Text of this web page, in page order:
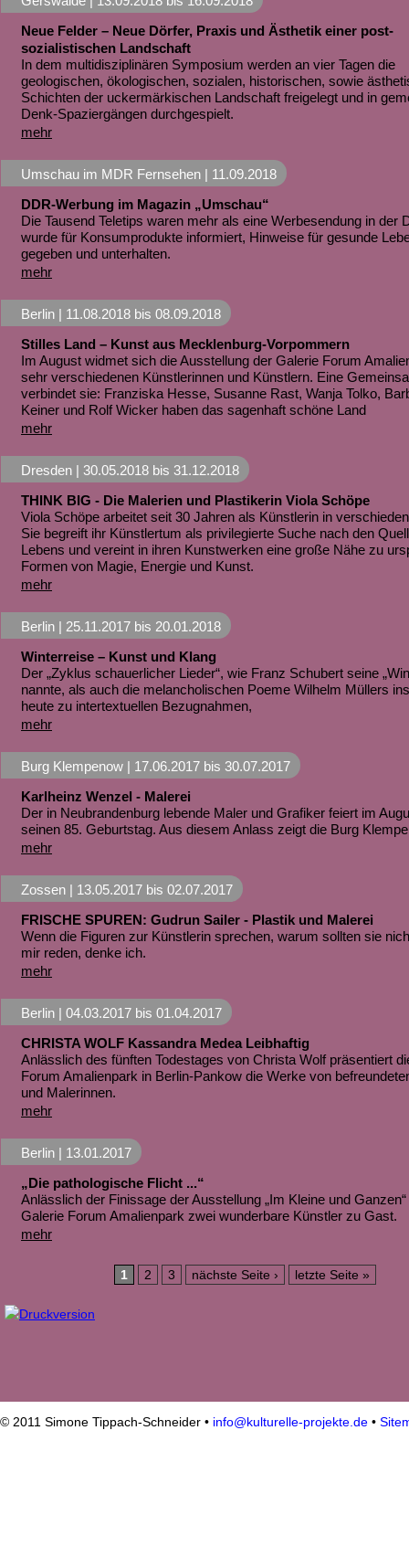
Neue Felder – Neue Dörfer, Praxis und Ästhetik einer post-
sozialistischen Landschaft
In dem multidisziplinären Symposium werden an vier Tagen die
geologischen, ökologischen, sozialen, historischen, sowie
Schichten der uckermärkischen Landschaft freigelegt und in
Denk-Spaziergängen durchgespielt.
mehr
Umschau im MDR Fernsehen | 11.09.2018
DDR-Werbung im Magazin „Umschau“
Die Tausend Teletips waren mehr als eine Werbesendung in der
wurde für Konsumprodukte informiert, Hinweise für gesunde
gegeben und unterhalten.
mehr
Berlin | 11.08.2018 bis 08.09.2018
Stilles Land – Kunst aus Mecklenburg-Vorpommern
Im August widmet sich die Ausstellung der Galerie Forum
sehr verschiedenen Künstlerinnen und Künstlern. Eine
verbindet sie: Franziska Hesse, Susanne Rast, Wanja Tolko,
Keiner und Rolf Wicker haben das sagenhaft schöne Land
mehr
Dresden | 30.05.2018 bis 31.12.2018
THINK BIG - Die Malerien und Plastikerin Viola Schöpe
Viola Schöpe arbeitet seit 30 Jahren als Künstlerin in
Sie begreift ihr Künstlertum als privilegierte Suche nach den
Lebens und vereint in ihren Kunstwerken eine große Nähe zu
Formen von Magie, Energie und Kunst.
mehr
Berlin | 25.11.2017 bis 20.01.2018
Winterreise – Kunst und Klang
Der „Zyklus schauerlicher Lieder“, wie Franz Schubert seine
nannte, als auch die melancholischen Poeme Wilhelm Müllers
heute zu intertextuellen Bezugnahmen,
mehr
Burg Klempenow | 17.06.2017 bis 30.07.2017
Karlheinz Wenzel - Malerei
Der in Neubrandenburg lebende Maler und Grafiker feiert im
seinen 85. Geburtstag. Aus diesem Anlass zeigt die Burg
mehr
Zossen | 13.05.2017 bis 02.07.2017
FRISCHE SPUREN: Gudrun Sailer - Plastik und Malerei
Wenn die Figuren zur Künstlerin sprechen, warum sollten sie
mir reden, denke ich.
mehr
Berlin | 04.03.2017 bis 01.04.2017
CHRISTA WOLF Kassandra Medea Leibhaftig
Anlässlich des fünften Todestages von Christa Wolf präsentiert
Forum Amalienpark in Berlin-Pankow die Werke von
und Malerinnen.
mehr
Berlin | 13.01.2017
„Die pathologische Flicht ...“
Anlässlich der Finissage der Ausstellung „Im Kleine und
Galerie Forum Amalienpark zwei wunderbare Künstler zu Gast.
mehr
1 2 3 nächste Seite › letzte Seite »
© 2011 Simone Tippach-Schneider • info@kulturelle-projekte.de •